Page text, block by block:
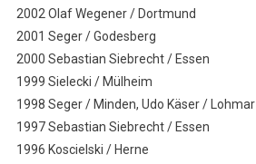
2002 Olaf Wegener / Dortmund
2001 Seger / Godesberg
2000 Sebastian Siebrecht / Essen
1999 Sielecki / Mülheim
1998 Seger / Minden, Udo Käser / Lohmar
1997 Sebastian Siebrecht / Essen
1996 Koscielski / Herne